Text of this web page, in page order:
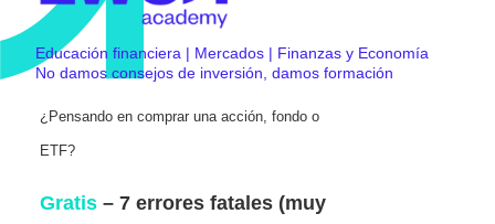
Educación financiera | Mercados | Finanzas y Economía
No damos consejos de inversión, damos formación
¿Pensando en comprar una acción, fondo o
ETF?
Gratis – 7 errores fatales (muy